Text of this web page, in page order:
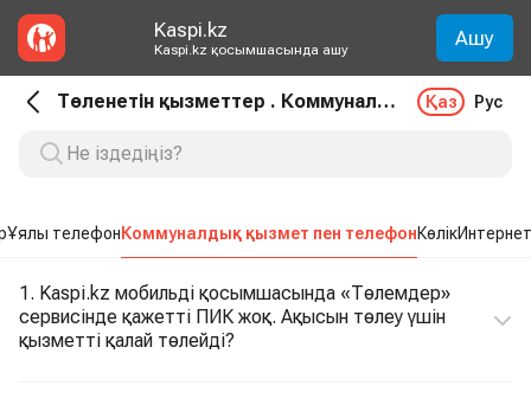
Kaspi.kz
Kaspi.kz қосымшасында ашу Ашу
Төленетін қызметтер . Коммуналдық қызмет пен телефон Қаз Рус
Ұялы телефонКоммуналдық қызмет пен телефонКөлік
1. Kaspi.kz мобильді қосымшасында «Төлемдер»
сервисінде қажетті ПИК жоқ. Ақысын төлеу үшін
қызметті қалай төлейді?